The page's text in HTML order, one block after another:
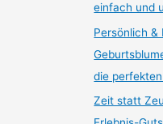
einfach und
Persönlich &
die
Zeit statt